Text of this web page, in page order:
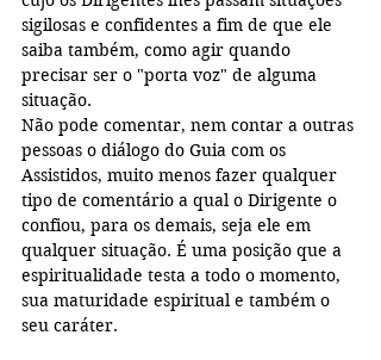
sigilosas e confidentes a fim de que ele
saiba também, como agir quando
precisar ser o "porta voz" de alguma
situação.
Não pode comentar, nem contar a outras
pessoas o diálogo do Guia com os
Assistidos, muito menos fazer qualquer
tipo de comentário a qual o Dirigente o
confiou, para os demais, seja ele em
qualquer situação. É uma posição que a
espiritualidade testa a todo o momento,
sua maturidade espiritual e também o
seu caráter.